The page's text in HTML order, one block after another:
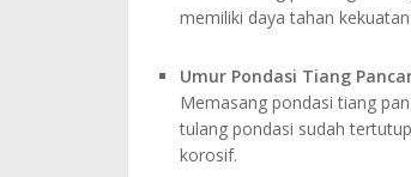
memiliki daya tahan
Umur Pondasi Tiang
Memasang pondasi tiang
tulang pondasi sudah
korosif.